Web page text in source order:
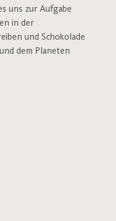
uns zur Aufgabe
in der
und Schokolade
dem Planeten